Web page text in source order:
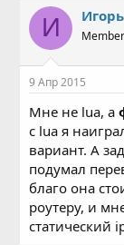
И Игорь
Member
9 Апр 2015
Мне не lua, а
с lua я
вариант. А
подумал
благо она
роутеру, и
статический